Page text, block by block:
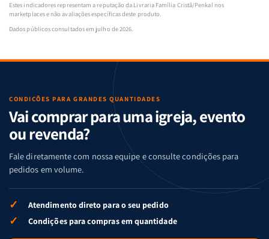
Estes indicadores representam a reputação da Livraria Família Cristã/Penkal nos
marketplaces e não avaliações específicas deste produto.
Dados públicos consultados em julho de 2026.
CONDIÇÕES PARA GRANDES QUANTIDADES
Vai comprar para uma igreja, evento
ou revenda?
Fale diretamente com nossa equipe e consulte condições para
pedidos em volume.
✓ Atendimento direto para o seu pedido
✓ Condições para compras em quantidade